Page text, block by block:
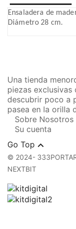
Ensaladera de
Diámetro28 cm.
Una tienda
piezas exclusivas
descubrir poco a
pasea en la orilla
Sobre Nosotros
Su cuenta
Go Top 
© 2024-
NEXTBIT